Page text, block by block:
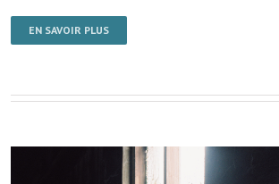
EN SAVOIR PLUS